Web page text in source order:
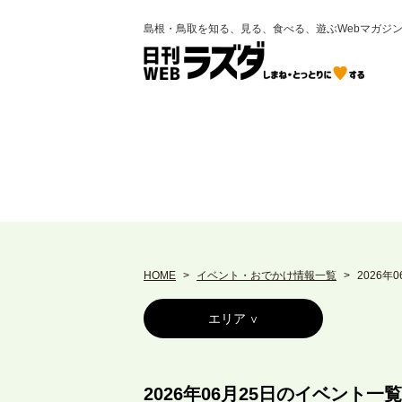
島根・鳥取を知る、見る、食べる、遊ぶWebマガジン
HOME イベント・おでかけ情報一覧 2026年
エリア
2026年06月25日のイベント一覧